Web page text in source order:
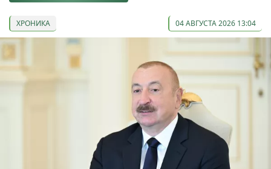
ХРОНИКА 04 АВГУСТА 2026 13:04